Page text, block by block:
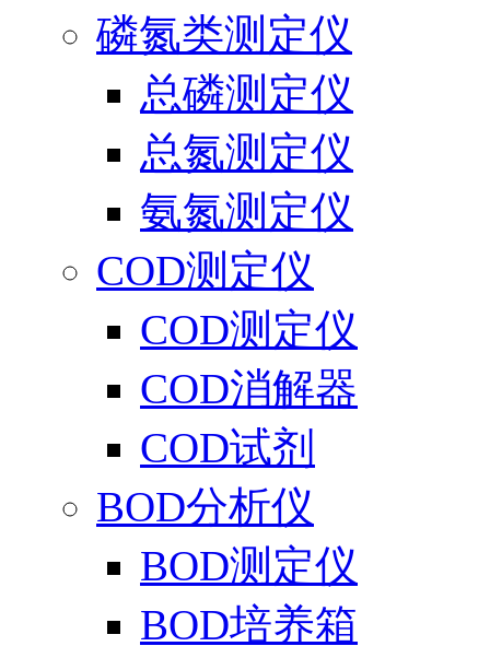
磷氮类测定仪
总磷测定仪
总氮测定仪
氨氮测定仪
COD测定仪
COD测定仪
COD消解器
COD试剂
BOD分析仪
BOD测定仪
BOD培养箱